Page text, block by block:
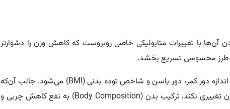
آن‌ها با تغییرات متابولیکی خاصی روبروست که کاهش وزن را دشوارتر
طرز محسوسی تسریع بخشد.
مطالعات بالینی نشان داده‌اند که مصرف منظم مکمل کورکومین در کنار رژیم غذایی، باعث کاهش معنادار در اندازه دور کمر، دور باسن و شاخص توده بدنی (BMI) می‌شود. جالب آن‌که
این اثر حتی در افرادی که وزن کاهش‌یافته‌ چندانی نداشتند نیز مشاهده شده؛ یعنی حتی اگر عدد ترازو چندان تغییری نکند، ترکیب بدن (Body Composition) به نفع کاهش چربی و